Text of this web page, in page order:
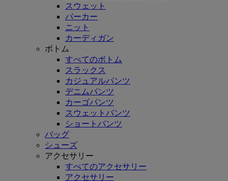
スウェット
パーカー
ニット
カーディガン
ボトム
すべてのボトム
スラックス
カジュアルパンツ
デニムパンツ
カーゴパンツ
スウェットパンツ
ショートパンツ
バッグ
シューズ
アクセサリー
すべてのアクセサリー
アクセサリー